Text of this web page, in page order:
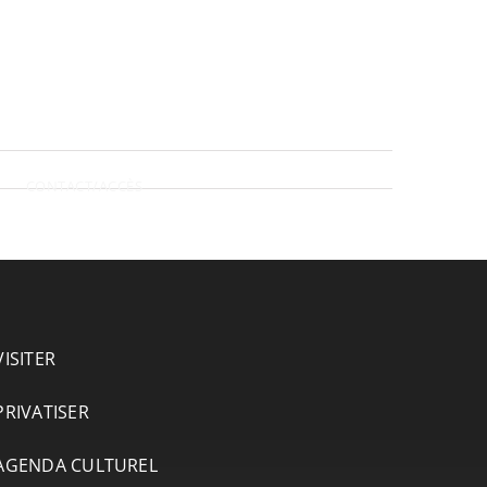
CONTACT/ACCÈS
CULTUREL